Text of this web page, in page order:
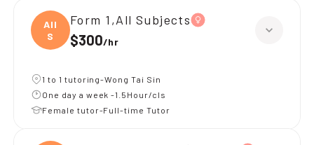
All
S
Form 1,All Subjects
$300/hr
1 to 1 tutoring-Wong Tai Sin
One day a week -1.5Hour/cls
Female tutor-Full-time Tutor